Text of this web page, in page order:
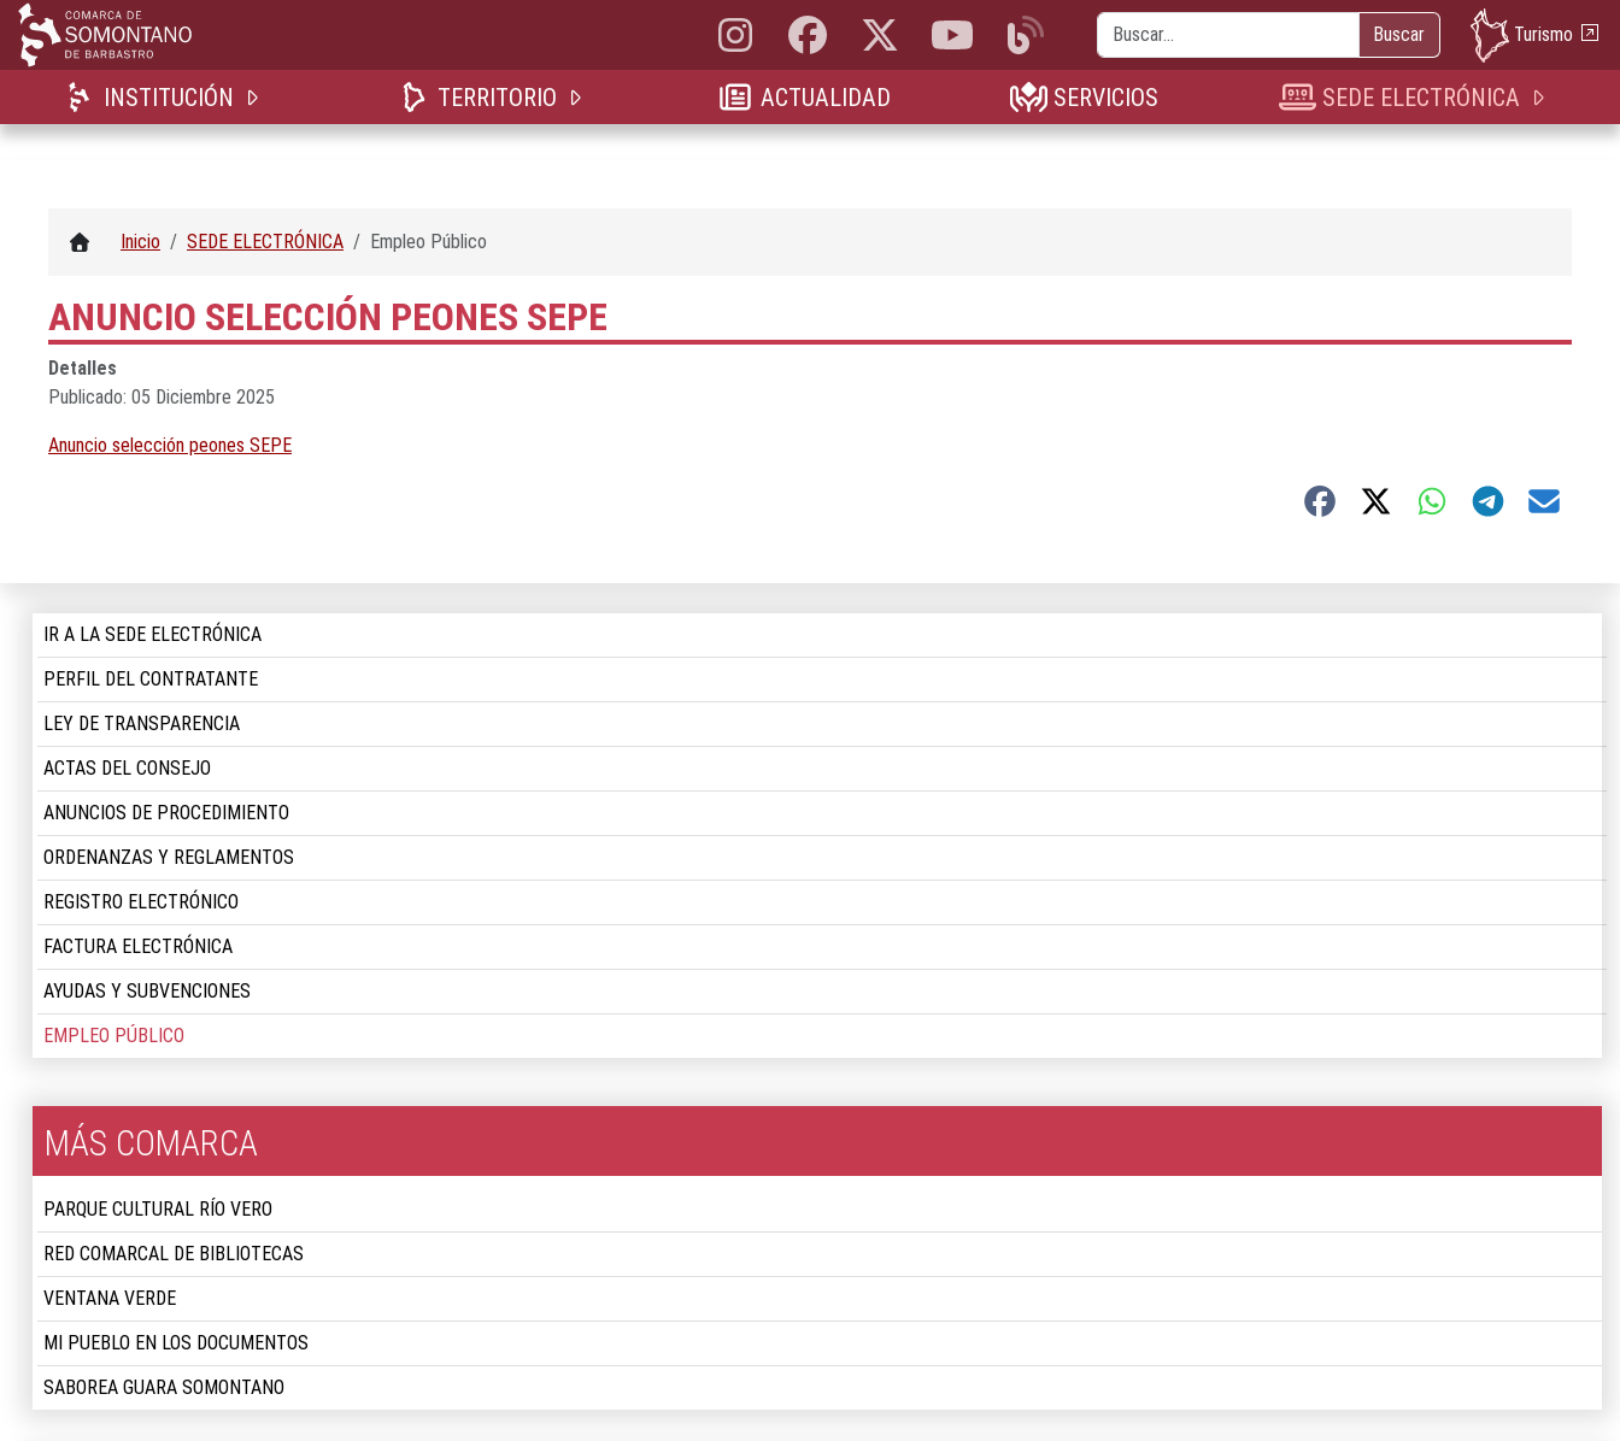
Instagram, abre en nueva pestaña
Facebook, abre en nueva pestaña
X, antes Twitter, abre en nueva pestaña
YouTube, abre en nueva pestaña
Blog, abre en nueva pestaña
Buscar Buscar Turismo
INSTITUCIÓN TERRITORIO ACTUALIDAD SERVICIOS SEDE ELECTRÓNICA
Inicio SEDE ELECTRÓNICA Empleo Público
ANUNCIO SELECCIÓN PEONES SEPE
Detalles
Publicado: 05 Diciembre 2025
Anuncio selección peones SEPE
IR A LA SEDE ELECTRÓNICA
PERFIL DEL CONTRATANTE
LEY DE TRANSPARENCIA
ACTAS DEL CONSEJO
ANUNCIOS DE PROCEDIMIENTO
ORDENANZAS Y REGLAMENTOS
REGISTRO ELECTRÓNICO
FACTURA ELECTRÓNICA
AYUDAS Y SUBVENCIONES
EMPLEO PÚBLICO
MÁS COMARCA
PARQUE CULTURAL RÍO VERO
RED COMARCAL DE BIBLIOTECAS
VENTANA VERDE
MI PUEBLO EN LOS DOCUMENTOS
SABOREA GUARA SOMONTANO